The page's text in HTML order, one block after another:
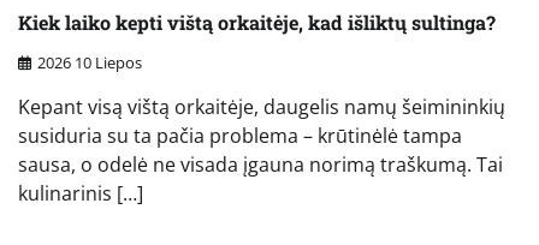
Kiek laiko kepti vištą orkaitėje, kad išliktų sultinga?
2026 10 Liepos
Kepant visą vištą orkaitėje, daugelis namų šeimininkių
susiduria su ta pačia problema – krūtinėlė tampa
sausa, o odelė ne visada įgauna norimą traškumą. Tai
kulinarinis […]